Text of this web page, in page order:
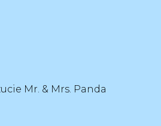
Mr. & Mrs. Panda